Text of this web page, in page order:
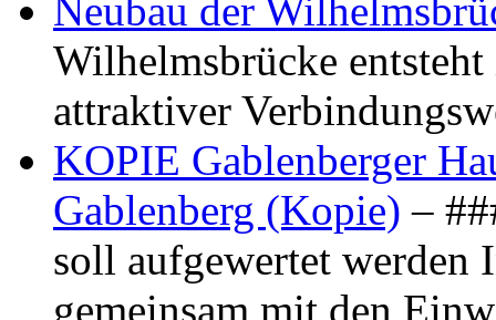
Neubau der
Wilhelmsbrücke
attraktiver
KOPIE Gablenberger
Gablenberg (Kopie) –
soll aufgewertet werden
gemeinsam mit den